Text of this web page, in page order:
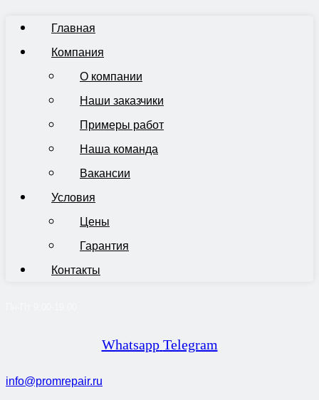
Главная
Компания
О компании
Наши заказчики
Примеры работ
Наша команда
Вакансии
Условия
Цены
Гарантия
Контакты
Whatsapp Telegram
info@promrepair.ru